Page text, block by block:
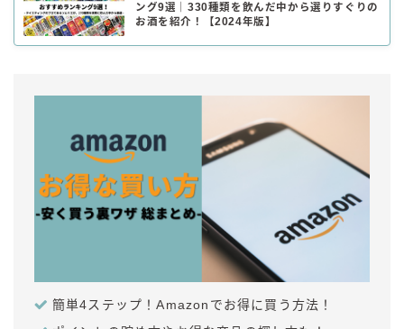
ング9選｜330種類を飲んだ中から選りすぐりの
お酒を紹介！【2024年版】
簡単4ステップ！Amazonでお得に買う方法！
毎日更新